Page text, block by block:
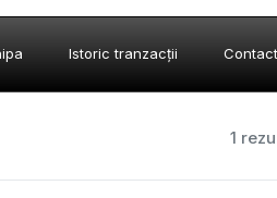
Istoric tranzacții Contact
1